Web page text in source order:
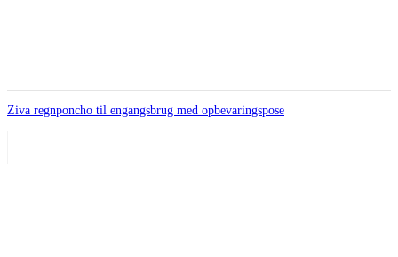
Ziva regnponcho til engangsbrug med opbevaringspose